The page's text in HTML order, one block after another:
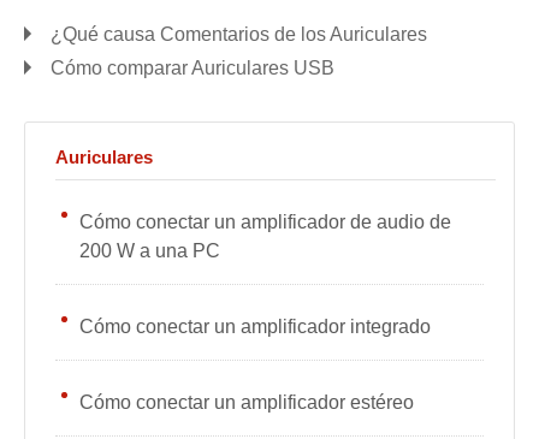
¿Qué causa Comentarios de los Auriculares
Cómo comparar Auriculares USB
Auriculares
Cómo conectar un amplificador de audio de
200 W a una PC
Cómo conectar un amplificador integrado
Cómo conectar un amplificador estéreo